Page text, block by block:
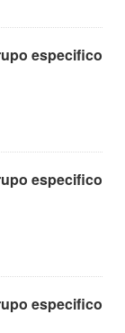
especifico
especifico
especifico